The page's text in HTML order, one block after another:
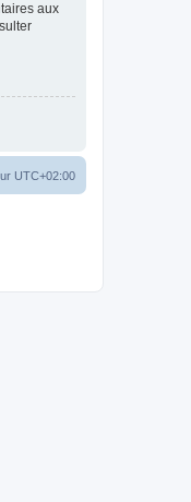
aux
UTC+02:00